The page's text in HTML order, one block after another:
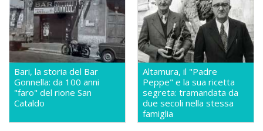
Bari, la storia del Bar
Gonnella: da 100 anni
"faro" del rione San
Cataldo
Altamura, il "Padre
Peppe" e la sua ricetta
segreta: tramandata da
due secoli nella stessa
famiglia